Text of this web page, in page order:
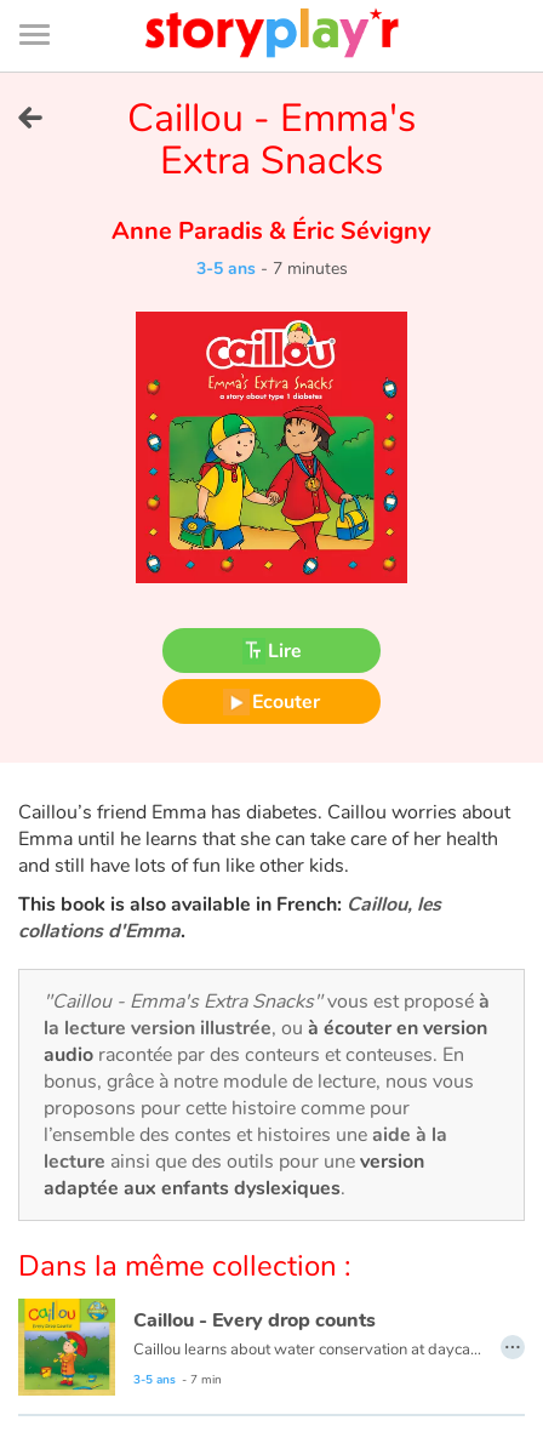
Connexion
Bibliothèque
de
page
Tester gratuitement
Bibliothèque
Contes d'ici et d'ailleurs
Fable, mythe, littérature et poésie
Ogres, monstres et sorcières
Les animaux
Voyage, épopée, enquête, aventure
Autour du monde
Apprentissage
Art, espace, activité
Documentaires
Quotidien et loisirs
À l'école
Fêtes et évènements
Caillou - Emma's
Extra Snacks
Anne Paradis & Éric Sévigny
3-5 ans- 7 minutes
Lire
Ecouter
Caillou’s friend Emma has diabetes. Caillou worries about
Emma until he learns that she can take care of her health
and still have lots of fun like other kids.
This book is also available in French: Caillou, les
collations d'Emma.
"Caillou - Emma's Extra Snacks"vous est proposéà
la lecture version illustrée, ou à écouter en version
audio racontée par des conteurs et conteuses. En
bonus, grâce à notre module de lecture, nous vous
proposons pour cette histoire comme pour
l’ensemble des contes et histoires uneaide à la
lecture ainsi que des outils pour uneversion
adaptée aux enfants dyslexiques.
Dans la même collection :
Caillou - Every drop counts
Caillou learns about water conservation at daycare. When he gets home, he looks for ways to save water. Every drop adds up!
This book is also available in French:
3-5 ans - 7 min
…